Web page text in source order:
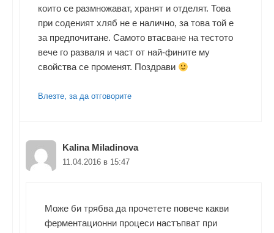
които се размножават, хранят и отделят. Това
при соденият хляб не е налично, за това той е
за предпочитане. Самото втасване на тестото
вече го разваля и част от най-фините му
свойства се променят. Поздрави
Влезте, за да отговорите
Kalina Miladinova
11.04.2016 в 15:47
Може би трябва да прочетете повече какви
ферментационни процеси настъпват при